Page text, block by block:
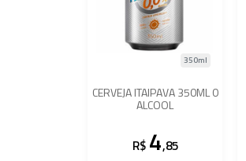
CERVEJA ITAIPAVA 350ML 0
ALCOOL
350ml
R$ 4,85